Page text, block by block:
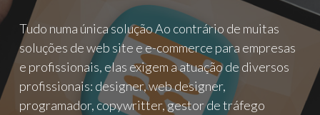
Tudo numa única solução Ao contrário de muitas
soluções de web site e e-commerce para empresas
e profissionais, elas exigem a atuação de diversos
profissionais: designer, web designer,
programador, copywritter, gestor de tráfego